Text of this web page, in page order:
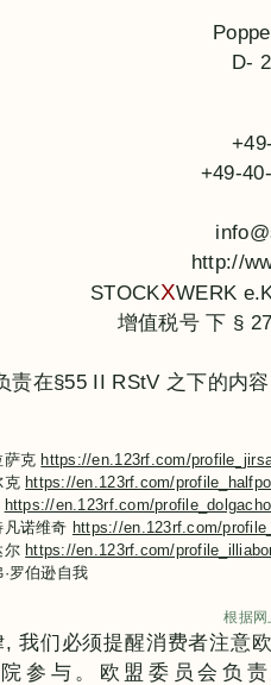
D-
+49-
http://
STOCKXWERK
增值税号 下 §
责在§55 II RStV 之下的内
萨克 https://en.123rf.com/
克 https://en.123rf.com/
https://en.123rf.com/
凡诺维奇 https://en.123rf.com/
尔 https://en.123rf.com/
罗伯逊自我
根据网
我们必须提醒消费者注意
参与。欧盟委员会负